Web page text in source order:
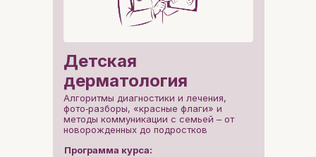
Программа курса:
Алгоритмы диагностики и лечения,
фото‑разборы, «красные флаги» и
методы коммуникации с семьей – от
новорожденных до подростков
Детская
дерматология
🔥 Только до 17 мая
скидка -50%
цена: 14 950 ₽ вместо29 900 ₽